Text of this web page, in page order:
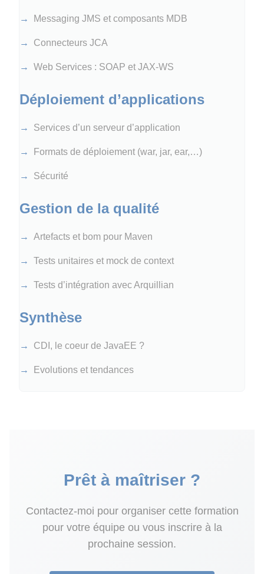
Messaging JMS et composants MDB
Connecteurs JCA
Web Services : SOAP et JAX-WS
Déploiement d’applications
Services d’un serveur d’application
Formats de déploiement (war, jar, ear,…​)
Sécurité
Gestion de la qualité
Artefacts et bom pour Maven
Tests unitaires et mock de context
Tests d’intégration avec Arquillian
Synthèse
CDI, le coeur de JavaEE ?
Evolutions et tendances
Prêt à maîtriser ?
Contactez-moi pour organiser cette formation
pour votre équipe ou vous inscrire à la
prochaine session.